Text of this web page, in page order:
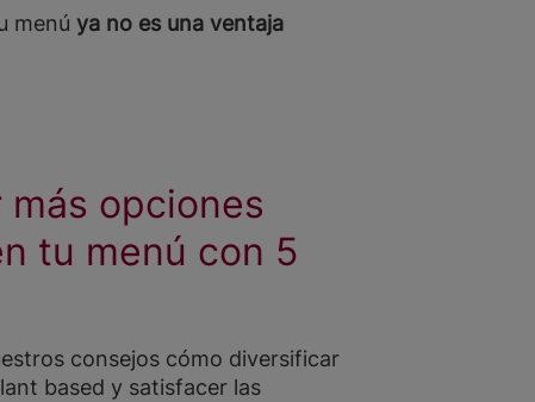
menú ya no es una ventaja
más opciones
tu menú con 5
consejos cómo diversificar
based y satisfacer las